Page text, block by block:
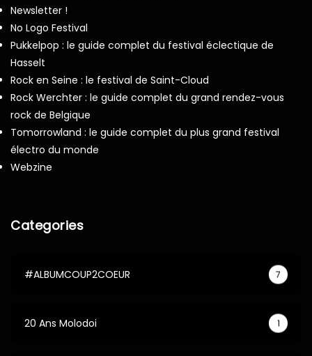
Newsletter !
No Logo Festival
Pukkelpop : le guide complet du festival éclectique de
Hasselt
Rock en Seine : le festival de Saint-Cloud
Rock Werchter : le guide complet du grand rendez-vous
rock de Belgique
Tomorrowland : le guide complet du plus grand festival
électro du monde
Webzine
Categories
#ALBUMCOUP2COEUR 7
20 Ans Molodoi 1